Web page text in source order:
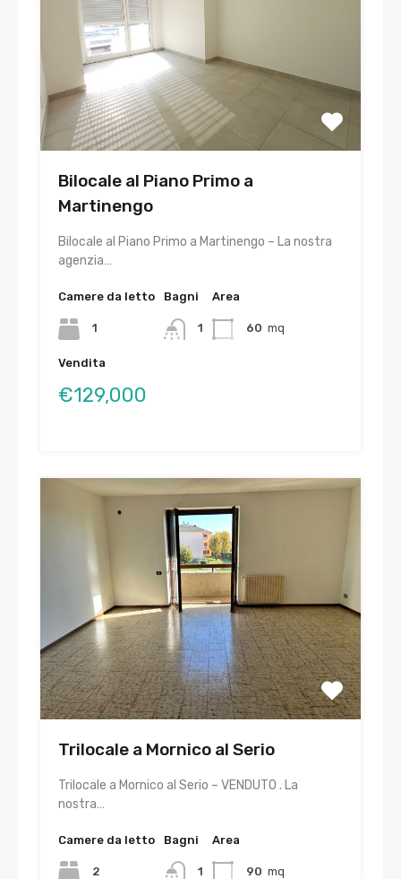
Bilocale al Piano Primo a
Martinengo
Bilocale al Piano Primo a Martinengo – La nostra
agenzia…
Camere da letto
1
Bagni
1
Area
60 mq
Vendita
€129,000
Trilocale a Mornico al Serio
Trilocale a Mornico al Serio – VENDUTO . La
nostra…
Camere da letto
2
Bagni
1
Area
90 mq